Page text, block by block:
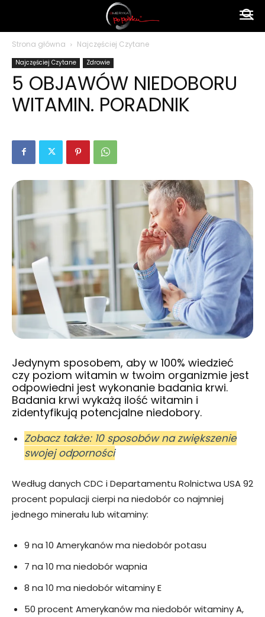
Strona główna Najczęściej Czytane
Najczęściej Czytane Zdrowie
5 OBJAWÓW NIEDOBORU
WITAMIN. PORADNIK
Jedynym sposobem, aby w 100% wiedzieć
czy poziom witamin w twoim organizmie jest
odpowiedni jest wykonanie badania krwi.
Badania krwi wykażą ilość witamin i
zidentyfikują potencjalne niedobory.
Zobacz także: 10 sposobów na zwiększenie
swojej odporności
Według danych CDC i Departamentu Rolnictwa USA 92
procent populacji cierpi na niedobór co najmniej
jednego minerału lub witaminy:
9 na 10 Amerykanów ma niedobór potasu
7 na 10 ma niedobór wapnia
8 na 10 ma niedobór witaminy E
50 procent Amerykanów ma niedobór witaminy A,